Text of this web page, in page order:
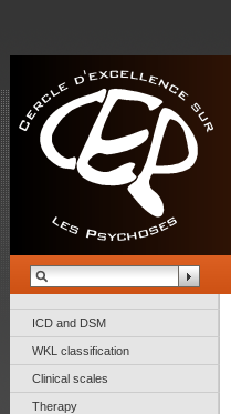
ICD and DSM
WKL classification
Clinical scales
Therapy